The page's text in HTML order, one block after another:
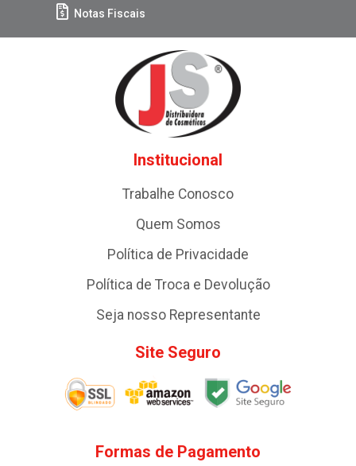
Notas Fiscais
Institucional
Trabalhe Conosco
Quem Somos
Política de Privacidade
Política de Troca e Devolução
Seja nosso Representante
Site Seguro
Formas de Pagamento